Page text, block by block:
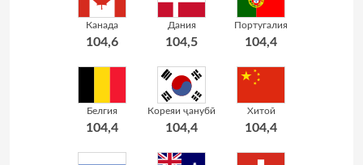
Канада
104,6
Дания
104,5
Португалия
104,4
Белгия
104,4
Кореяи ҷанубӣ
104,4
Хитой
104,4